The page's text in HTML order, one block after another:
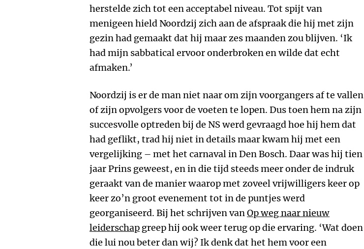
herstelde zich tot een acceptabel niveau. Tot spijt van
menigeen hield Noordzij zich aan de afspraak die hij met zijn
gezin had gemaakt dat hij maar zes maanden zou blijven. ‘Ik
had mijn sabbatical ervoor onderbroken en wilde dat echt
afmaken.’
Noordzij is er de man niet naar om zijn voorgangers af te vallen
of zijn opvolgers voor de voeten te lopen. Dus toen hem na zijn
succesvolle optreden bij de NS werd gevraagd hoe hij hem dat
had geflikt, trad hij niet in details maar kwam hij met een
vergelijking – met het carnaval in Den Bosch. Daar was hij tien
jaar Prins geweest, en in die tijd steeds meer onder de indruk
geraakt van de manier waarop met zoveel vrijwilligers keer op
keer zo’n groot evenement tot in de puntjes werd
georganiseerd. Bij het schrijven vanOp weg naar nieuw
leiderschap greep hij ook weer terug op die ervaring. ‘Wat doen
die lui nou beter dan wij? Ik denk dat het hem voor een